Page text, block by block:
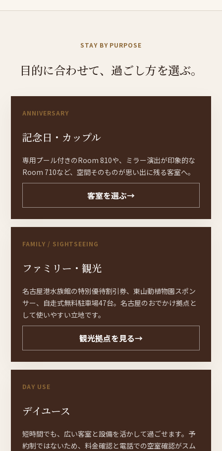
STAY BY PURPOSE
目的に合わせて、 過ごし方を選ぶ。
ANNIVERSARY
記念日・ カッ プル
専用プール付きのRoom 810や、ミラー演出が印象的な
Room 710など、空間そのものが思い出に残る客室へ。
客室を選ぶ→
FAMILY / SIGHTSEEING
ファ ミ リー・ 観光
名古屋港水族館の特別優待割引券、東山動植物園スポン
サー、自走式無料駐車場47台。名古屋のおでかけ拠点と
して使いやすい立地です。
観光拠点を見る→
DAY USE
デイユース
短時間でも、広い客室と設備を活かして過ごせます。予
約制ではないため、料金確認と電話での空室確認がスム